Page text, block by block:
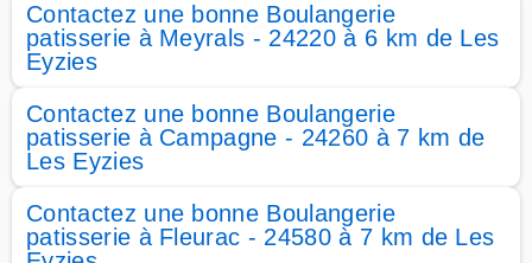
Contactez une bonne Boulangerie
patisserie à Meyrals - 24220 à 6 km de Les
Eyzies
Contactez une bonne Boulangerie
patisserie à Campagne - 24260 à 7 km de
Les Eyzies
Contactez une bonne Boulangerie
patisserie à Fleurac - 24580 à 7 km de Les